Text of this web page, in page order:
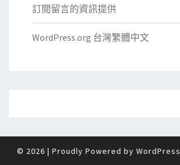
訂閱留言的資訊提供
WordPress.org 台灣繁體中文
© 2026 | Proudly Powered by WordPress